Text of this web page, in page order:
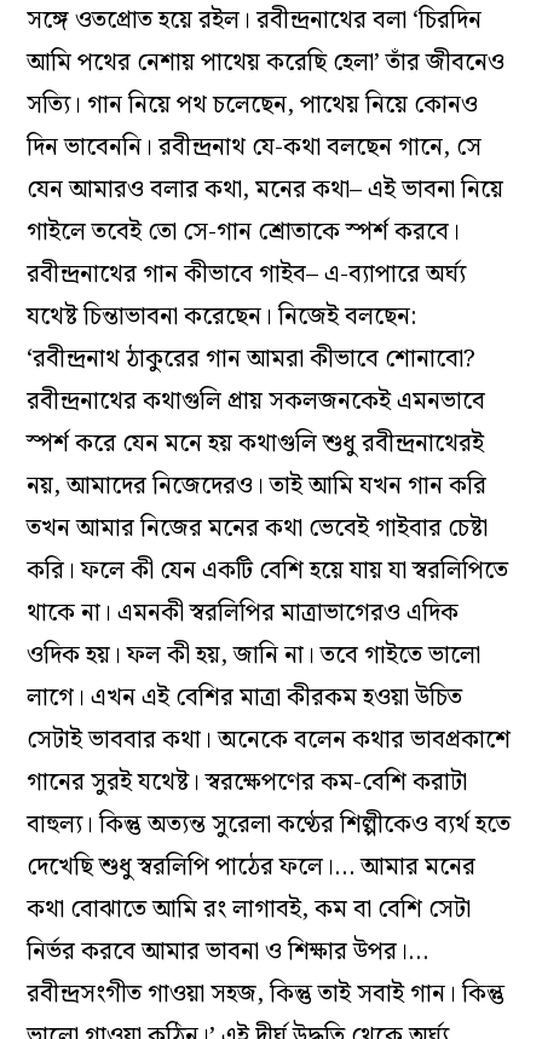
সঙ্গে ওতপ্রোত হয়ে রইল। রবীন্দ্রনাথের বলা ‘চিরদিন
আমি পথের নেশায় পাথেয় করেছি হেলা’ তাঁর জীবনেও
সত্যি। গান নিয়ে পথ চলেছেন, পাথেয় নিয়ে কোনও
দিন ভাবেননি। রবীন্দ্রনাথ যে-কথা বলছেন গানে, সে
যেন আমারও বলার কথা, মনের কথা– এই ভাবনা নিয়ে
গাইলে তবেই তো সে-গান শ্রোতাকে স্পর্শ করবে।
রবীন্দ্রনাথের গান কীভাবে গাইব– এ-ব্যাপারে অর্ঘ্য
যথেষ্ট চিন্তাভাবনা করেছেন। নিজেই বলছেন:
‘রবীন্দ্রনাথ ঠাকুরের গান আমরা কীভাবে শোনাবো?
রবীন্দ্রনাথের কথাগুলি প্রায় সকলজনকেই এমনভাবে
স্পর্শ করে যেন মনে হয় কথাগুলি শুধু রবীন্দ্রনাথেরই
নয়, আমাদের নিজেদেরও। তাই আমি যখন গান করি
তখন আমার নিজের মনের কথা ভেবেই গাইবার চেষ্টা
করি। ফলে কী যেন একটি বেশি হয়ে যায় যা স্বরলিপিতে
থাকে না। এমনকী স্বরলিপির মাত্রাভাগেরও এদিক
ওদিক হয়। ফল কী হয়, জানি না। তবে গাইতে ভালো
লাগে। এখন এই বেশির মাত্রা কীরকম হওয়া উচিত
সেটাই ভাববার কথা। অনেকে বলেন কথার ভাবপ্রকাশে
গানের সুরই যথেষ্ট। স্বরক্ষেপণের কম-বেশি করাটা
বাহুল্য। কিন্তু অত্যন্ত সুরেলা কণ্ঠের শিল্পীকেও ব্যর্থ হতে
দেখেছি শুধু স্বরলিপি পাঠের ফলে।… আমার মনের
কথা বোঝাতে আমি রং লাগাবই, কম বা বেশি সেটা
নির্ভর করবে আমার ভাবনা ও শিক্ষার উপর।…
রবীন্দ্রসংগীত গাওয়া সহজ, কিন্তু তাই সবাই গান। কিন্তু